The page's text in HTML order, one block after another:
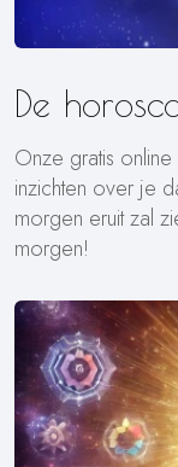
De
Onze gratis
inzichten over je
morgen eruit zal
morgen!